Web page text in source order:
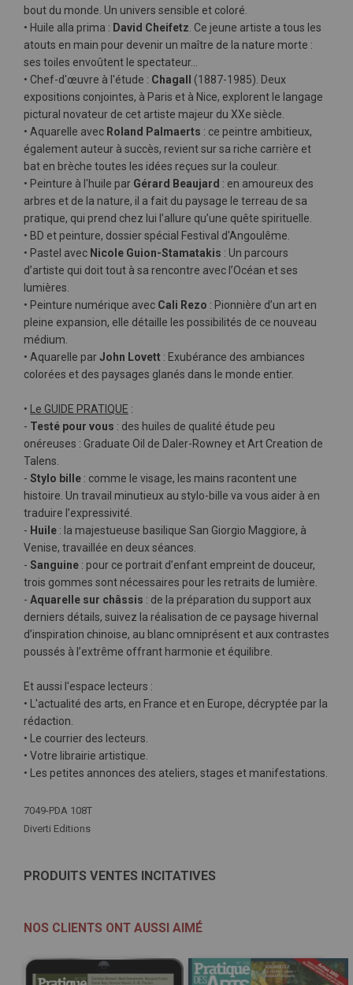
bout du monde. Un univers sensible et coloré.
• Huile alla prima : David Cheifetz . Ce jeune artiste a tous les
atouts en main pour devenir un maître de la nature morte :
ses toiles envoûtent le spectateur…
• Chef-d'œuvre à l'étude : Chagall
(1887-1985). Deux
expositions conjointes, à Paris et à Nice, explorent le langage
pictural novateur de cet artiste majeur du XXe siècle.
• Aquarelle avec Roland Palmaerts : ce peintre ambitieux,
également auteur à succès, revient sur sa riche carrière et
bat en brèche toutes les idées reçues sur la couleur.
• Peinture à l'huile par Gérard Beaujard : en amoureux des
arbres et de la nature, il a fait du paysage le terreau de sa
pratique, qui prend chez lui l’allure qu’une quête spirituelle.
• BD et peinture, dossier spécial Festival d'Angoulême.
• Pastel avec Nicole Guion-Stamatakis : Un parcours
d’artiste qui doit tout à sa rencontre avec l’Océan et ses
lumières.
• Peinture numérique avec Cali Rezo : Pionnière d’un art en
pleine expansion, elle détaille les possibilités de ce nouveau
médium.
• Aquarelle parJohn Lovett : Exubérance des ambiances
colorées et des paysages glanés dans le monde entier.
• Le GUIDE PRATIQUE :
- Testé pour vous : des huiles de qualité étude peu
onéreuses : Graduate Oil de Daler-Rowney et Art Creation de
Talens.
- Stylo bille : comme le visage, les mains racontent une
histoire. Un travail minutieux au stylo-bille va vous aider à en
traduire l’expressivité.
- Huile : la majestueuse basilique San Giorgio Maggiore, à
Venise, travaillée en deux séances.
- Sanguine : pour ce portrait d’enfant empreint de douceur,
trois gommes sont nécessaires pour les retraits de lumière.
- Aquarelle sur châssis : de la préparation du support aux
derniers détails, suivez la réalisation de ce paysage hivernal
d’inspiration chinoise, au blanc omniprésent et aux contrastes
poussés à l’extrême offrant harmonie et équilibre.
Et aussi l'espace lecteurs :
• L'actualité des arts, en France et en Europe, décryptée par la
rédaction.
• Le courrier des lecteurs.
• Votre librairie artistique.
• Les petites annonces des ateliers, stages et manifestations.
Plus
d'infos
7049-PDA 108T
Diverti Editions
PRODUITS VENTES INCITATIVES
NOS CLIENTS ONT AUSSI AIMÉ